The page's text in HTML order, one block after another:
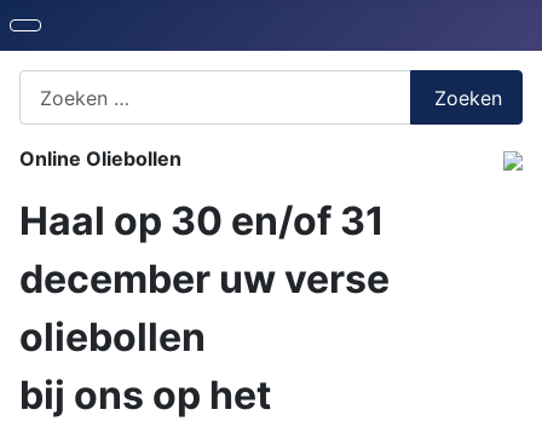
Zoeken
Online Oliebollen
Haal op 30 en/of 31
december uw verse
oliebollen
bij ons op het